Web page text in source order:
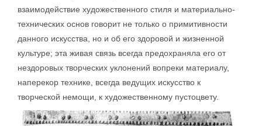
взаимодействие художественного стиля и материально-
технических основ говорит не только о примитивности
данного искусства, но и об его здоровой и жизненной
культуре; эта живая связь всегда предохраняла его от
нездоровых творческих уклонений вопреки материалу,
наперекор технике, всегда ведущих искусство к
творческой немощи, к художественному пустоцвету.